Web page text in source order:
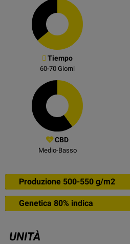
Tiempo
60-70 Giorni
CBD
Medio-Basso
Produzione 500-550 g/m2
Genetica 80% indica
UNITÀ